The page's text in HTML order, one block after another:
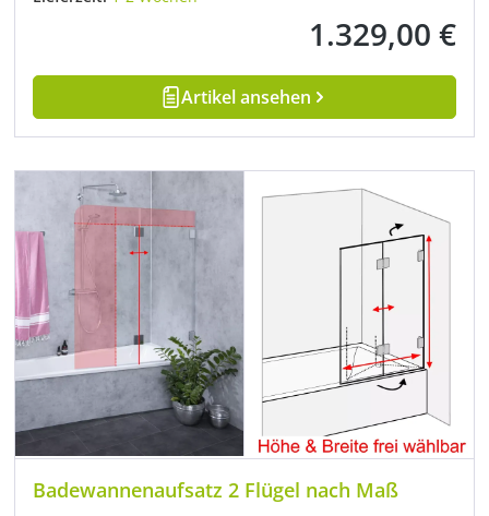
Regulärer Preis:
1.329,00 €
Artikel ansehen
Badewannenaufsatz 2 Flügel nach Maß